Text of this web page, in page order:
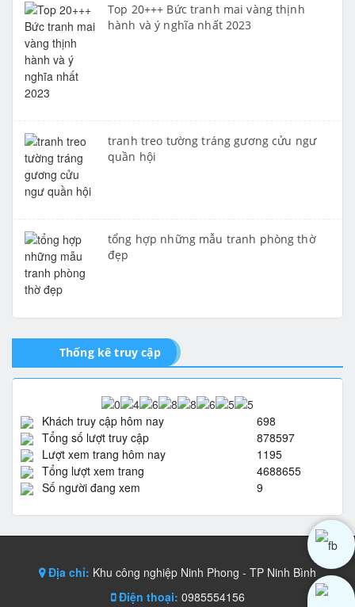
Top 20+++ Bức tranh mai vàng thịnh
hành và ý nghĩa nhất 2023
tranh treo tường tráng gương cửu ngư
quần hội
tổng hợp những mẫu tranh phòng thờ
đẹp
Thống kê truy cập
Khách truy cập hôm nay
698
Tổng số lượt truy cập
878597
Lượt xem trang hôm nay
1195
Tổng lượt xem trang
4688655
Số người đang xem
9
Địa chỉ: Khu công nghiệp Ninh Phong - TP Ninh Bình
Điện thoại: 0985554156